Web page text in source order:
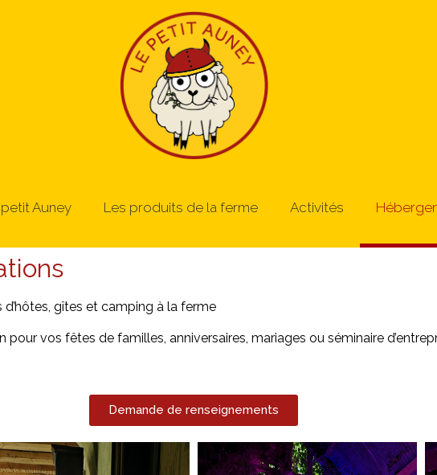
Auney Les produits de la ferme Activités
gîtes et camping à la ferme
vos fêtes de familles, anniversaires, mariages ou séminaire
Demande de renseignements